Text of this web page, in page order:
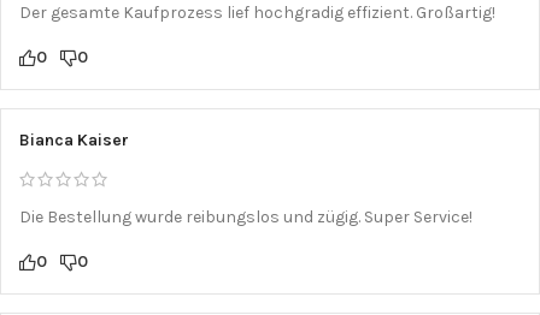
Der gesamte Kaufprozess lief hochgradig effizient. Großartig!
0 0
Bianca Kaiser
Die Bestellung wurde reibungslos und zügig. Super Service!
0 0